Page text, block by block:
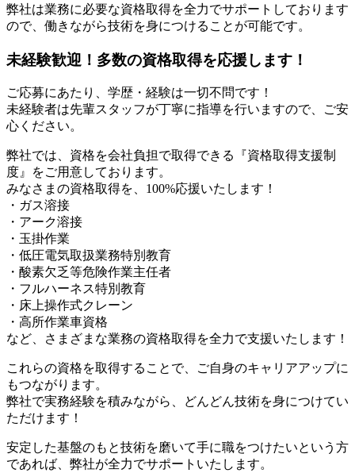
弊社は業務に必要な資格取得を全力でサポートしております
ので、働きながら技術を身につけることが可能です。
未経験歓迎！多数の資格取得を応援します！
ご応募にあたり、学歴・経験は一切不問です！
未経験者は先輩スタッフが丁寧に指導を行いますので、ご安
心ください。
弊社では、資格を会社負担で取得できる『資格取得支援制
度』をご用意しております。
みなさまの資格取得を、100%応援いたします！
・ガス溶接
・アーク溶接
・玉掛作業
・低圧電気取扱業務特別教育
・酸素欠乏等危険作業主任者
・フルハーネス特別教育
・床上操作式クレーン
・高所作業車資格
など、さまざまな業務の資格取得を全力で支援いたします！
これらの資格を取得することで、ご自身のキャリアアップに
もつながります。
弊社で実務経験を積みながら、どんどん技術を身につけてい
ただけます！
安定した基盤のもと技術を磨いて手に職をつけたいという方
であれば、弊社が全力でサポートいたします。